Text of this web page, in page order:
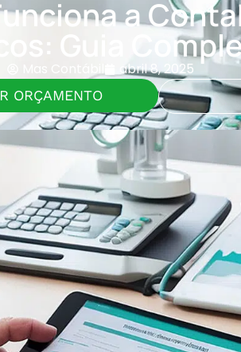
a
Guia
Mas Contábil abril 8, 2025
ORÇAMENTO